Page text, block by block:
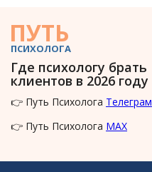
ПУТЬ
ПСИХОЛОГА
Где психологу брать
клиентов в 2026 году
👉 Путь Психолога Телеграм
👉 Путь Психолога MAX